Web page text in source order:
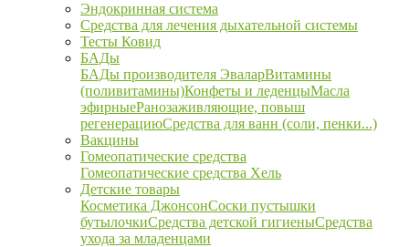
Эндокринная система
Средства для лечения дыхательной системы
Тесты Ковид
БАДы
БАДы производителя ЭваларВитамины
(поливитамины)Конфеты и леденцыМасла
эфирныеРанозаживляющие, повыш
регенерациюСредства для ванн (соли, пенки...)
Вакцины
Гомеопатические средства
Гомеопатические средства Хель
Детские товары
Косметика ДжонсонСоски пустышки
бутылочкиСредства детской гигиеныСредства
ухода за младенцами